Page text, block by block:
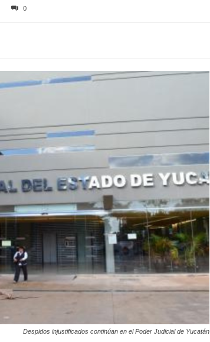
0
Despidos injustificados continúan en el Poder Judicial de Yucatán